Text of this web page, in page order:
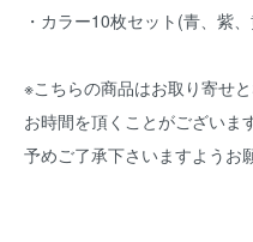
・カラー10枚セット(青、紫
※こちらの商品はお取り寄せ
お時間を頂くことがございま
予めご了承下さいますようお